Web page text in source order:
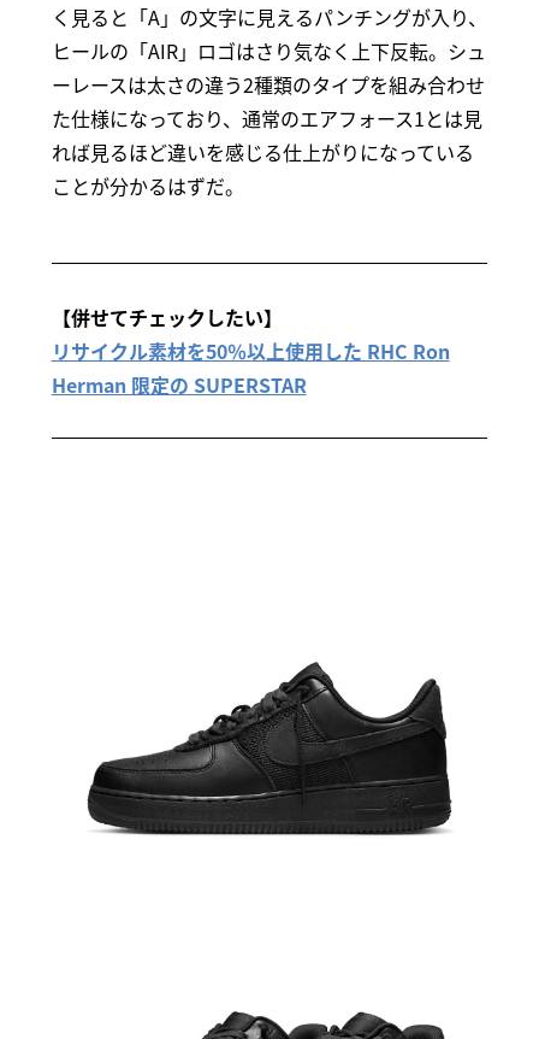
く見ると「A」の文字に見えるパンチングが入り、
ヒールの「AIR」ロゴはさり気なく上下反転。シュ
ーレースは太さの違う2種類のタイプを組み合わせ
た仕様になっており、通常のエアフォース1とは見
れば見るほど違いを感じる仕上がりになっている
ことが分かるはずだ。
【併せてチェックしたい】
リサイクル素材を50％以上使用した RHC Ron
Herman 限定の SUPERSTAR